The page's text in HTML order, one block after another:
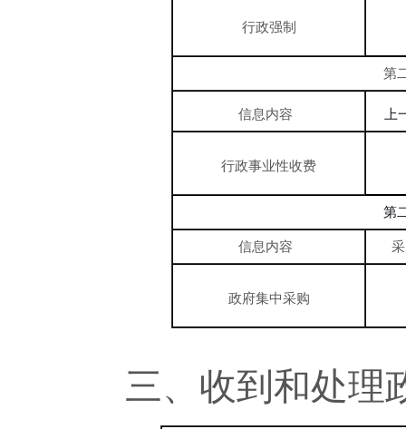
行政强制
第
信息内容 上
行政事业性收费
第
信息内容
政府集中采购
三、收到和处理